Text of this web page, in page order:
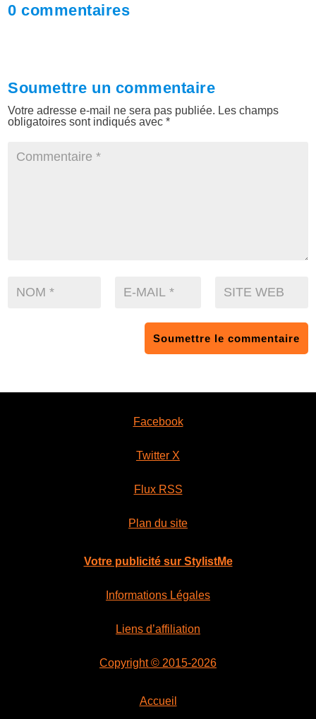
0 commentaires
Soumettre un commentaire
Votre adresse e-mail ne sera pas publiée. Les champs
obligatoires sont indiqués avec*
Soumettre le commentaire
Facebook
Twitter X
Flux RSS
Plan du site
Votre publicité sur StylistMe
Informations Légales
Liens d’affiliation
Copyright © 2015-2026
Accueil